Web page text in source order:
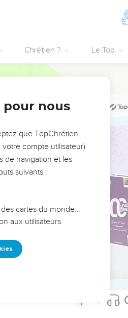
Chrétien ? Le Top
nous
que TopChrétien
compte utilisateur)
de navigation et les
suivants :
cartes du monde…
aux utilisateurs.